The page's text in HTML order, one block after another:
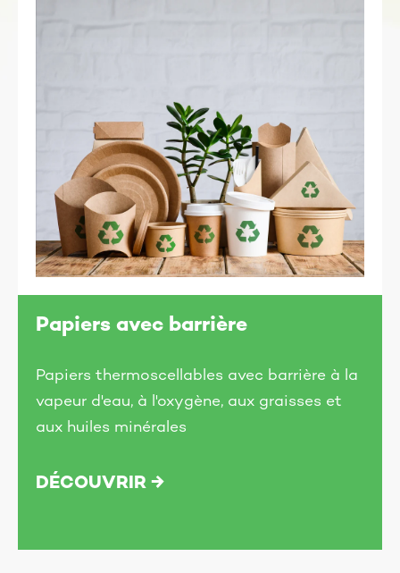
Papiers avec barrière
Papiers thermoscellables avec barrière à la
vapeur d'eau, à l'oxygène, aux graisses et
aux huiles minérales
DÉCOUVRIR →